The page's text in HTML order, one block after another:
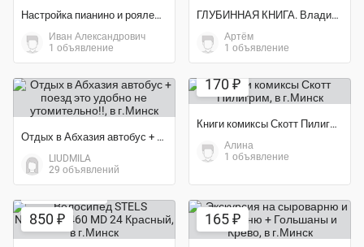
Настройка пианино и роялей, ремонт, реставрация
Иван Александрович
1 объявление
ГЛУБИННАЯ КНИГА. Владимир Пятибрат [ПОЛНАЯ ВЕРСИЯ]
Артём
1 объявление
Отдых в Абхазия автобус + поезд это удобно не утомительно!!
LIUDMILA
29 объявлений
170 ₽
Книги комиксы Скотт Пилигрим
Алина
1 объявление
850 ₽ 165 ₽